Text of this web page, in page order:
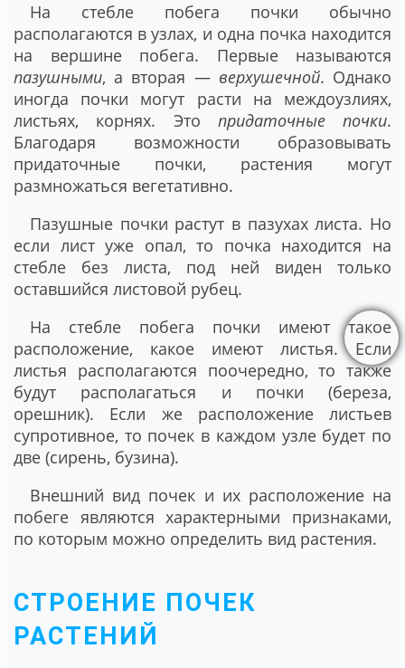
На стебле побега почки обычно
располагаются в узлах, и одна почка находится
на вершине побега. Первые называются
пазушными, а вторая — верхушечной. Однако
иногда почки могут расти на междоузлиях,
листьях, корнях. Это придаточные почки.
Благодаря возможности образовывать
придаточные почки, растения могут
размножаться вегетативно.
Пазушные почки растут в пазухах листа. Но
если лист уже опал, то почка находится на
стебле без листа, под ней виден только
оставшийся листовой рубец.
На стебле побега почки имеют такое
расположение, какое имеют листья. Если
листья располагаются поочередно, то также
будут располагаться и почки (береза,
орешник). Если же расположение листьев
супротивное, то почек в каждом узле будет по
две (сирень, бузина).
Внешний вид почек и их расположение на
побеге являются характерными признаками,
по которым можно определить вид растения.
СТРОЕНИЕ ПОЧЕК
РАСТЕНИЙ